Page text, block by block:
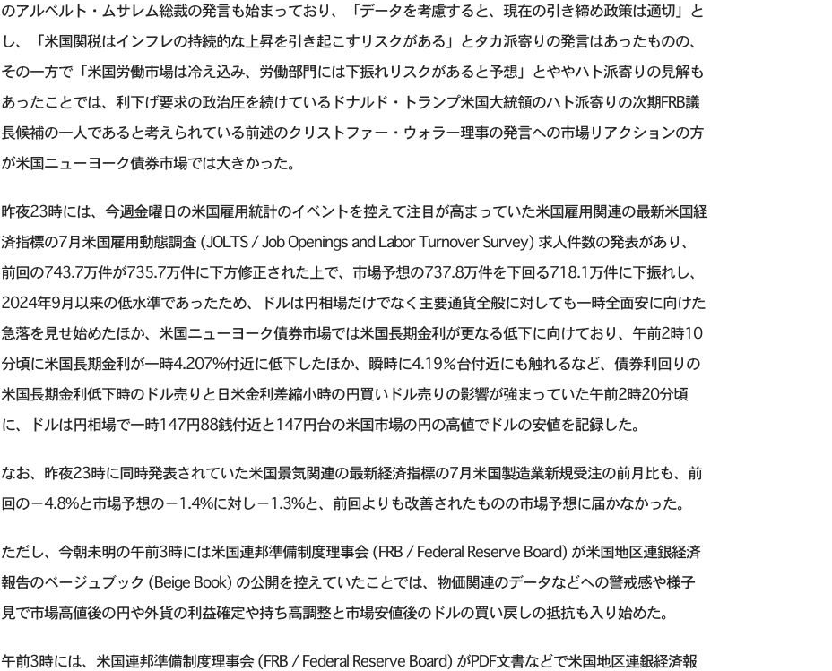
のアルベルト・ムサレム総裁の発言も始まっており、「データを考慮すると、現在の引き締め政策は適切」と
し、「米国関税はインフレの持続的な上昇を引き起こすリスクがある」とタカ派寄りの発言はあったものの、
その一方で「米国労働市場は冷え込み、労働部門には下振れリスクがあると予想」とややハト派寄りの見解も
あったことでは、利下げ要求の政治圧を続けているドナルド・トランプ米国大統領のハト派寄りの次期FRB議
長候補の一人であると考えられている前述のクリストファー・ウォラー理事の発言への市場リアクションの方
が米国ニューヨーク債券市場では大きかった。
昨夜23時には、今週金曜日の米国雇用統計のイベントを控えて注目が高まっていた米国雇用関連の最新米国経
済指標の7月米国雇用動態調査 (JOLTS / Job Openings and Labor Turnover Survey) 求人件数の発表があり、
前回の743.7万件が735.7万件に下方修正された上で、市場予想の737.8万件を下回る718.1万件に下振れし、
2024年9月以来の低水準であったため、ドルは円相場だけでなく主要通貨全般に対しても一時全面安に向けた
急落を見せ始めたほか、米国ニューヨーク債券市場では米国長期金利が更なる低下に向けており、午前2時10
分頃に米国長期金利が一時4.207%付近に低下したほか、瞬時に4.19％台付近にも触れるなど、債券利回りの
米国長期金利低下時のドル売りと日米金利差縮小時の円買いドル売りの影響が強まっていた午前2時20分頃
に、ドルは円相場で一時147円88銭付近と147円台の米国市場の円の高値でドルの安値を記録した。
なお、昨夜23時に同時発表されていた米国景気関連の最新経済指標の7月米国製造業新規受注の前月比も、前
回の−4.8%と市場予想の−1.4%に対し−1.3%と、前回よりも改善されたものの市場予想に届かなかった。
ただし、今朝未明の午前3時には米国連邦準備制度理事会 (FRB / Federal Reserve Board) が米国地区連銀経済
報告のベージュブック (Beige Book) の公開を控えていたことでは、物価関連のデータなどへの警戒感や様子
見で市場高値後の円や外貨の利益確定や持ち高調整と市場安値後のドルの買い戻しの抵抗も入り始めた。
午前3時には、米国連邦準備制度理事会 (FRB / Federal Reserve Board) がPDF文書などで米国地区連銀経済報